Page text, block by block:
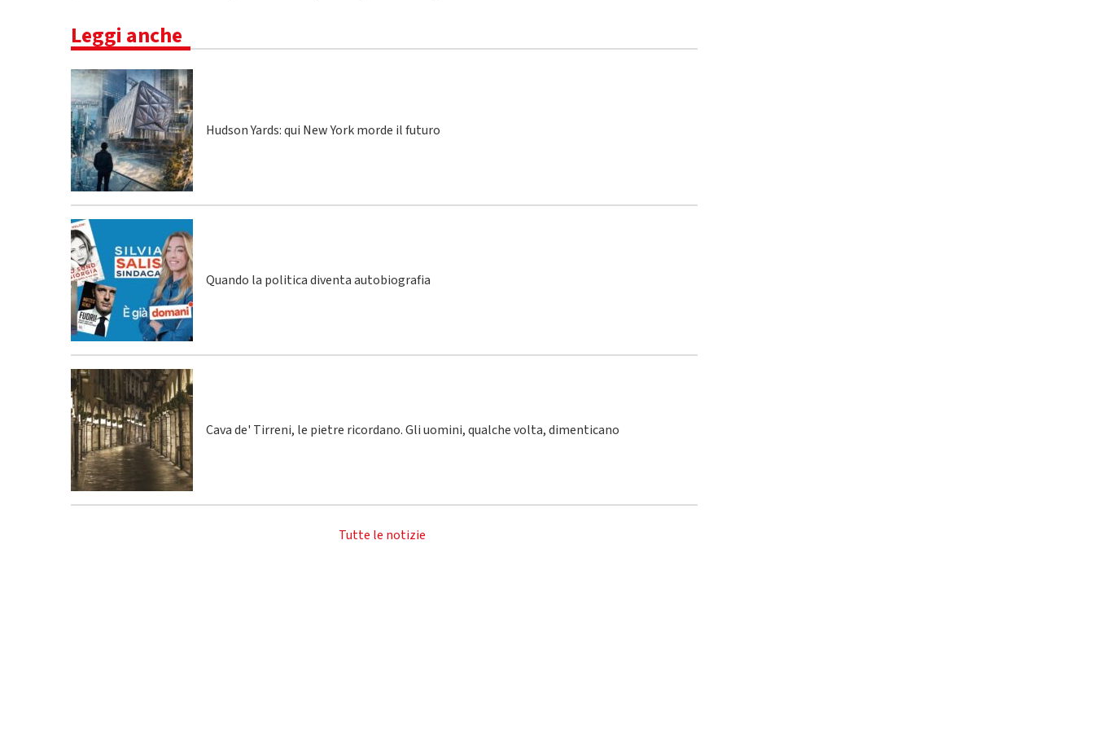
Leggi anche
Hudson Yards: qui New York morde il futuro
Quando la politica diventa autobiografia
Cava de' Tirreni, le pietre ricordano. Gli uomini, qualche volta, dimenticano
Tutte le notizie